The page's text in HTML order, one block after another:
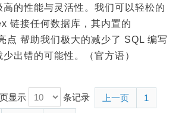
的性能与灵活性。我们可以轻松的
链接任何数据库，其内置的
点 帮助我们极大的减少了 SQL 编写
出错的可能性。（官方语）
显示 条记录 上一页 1